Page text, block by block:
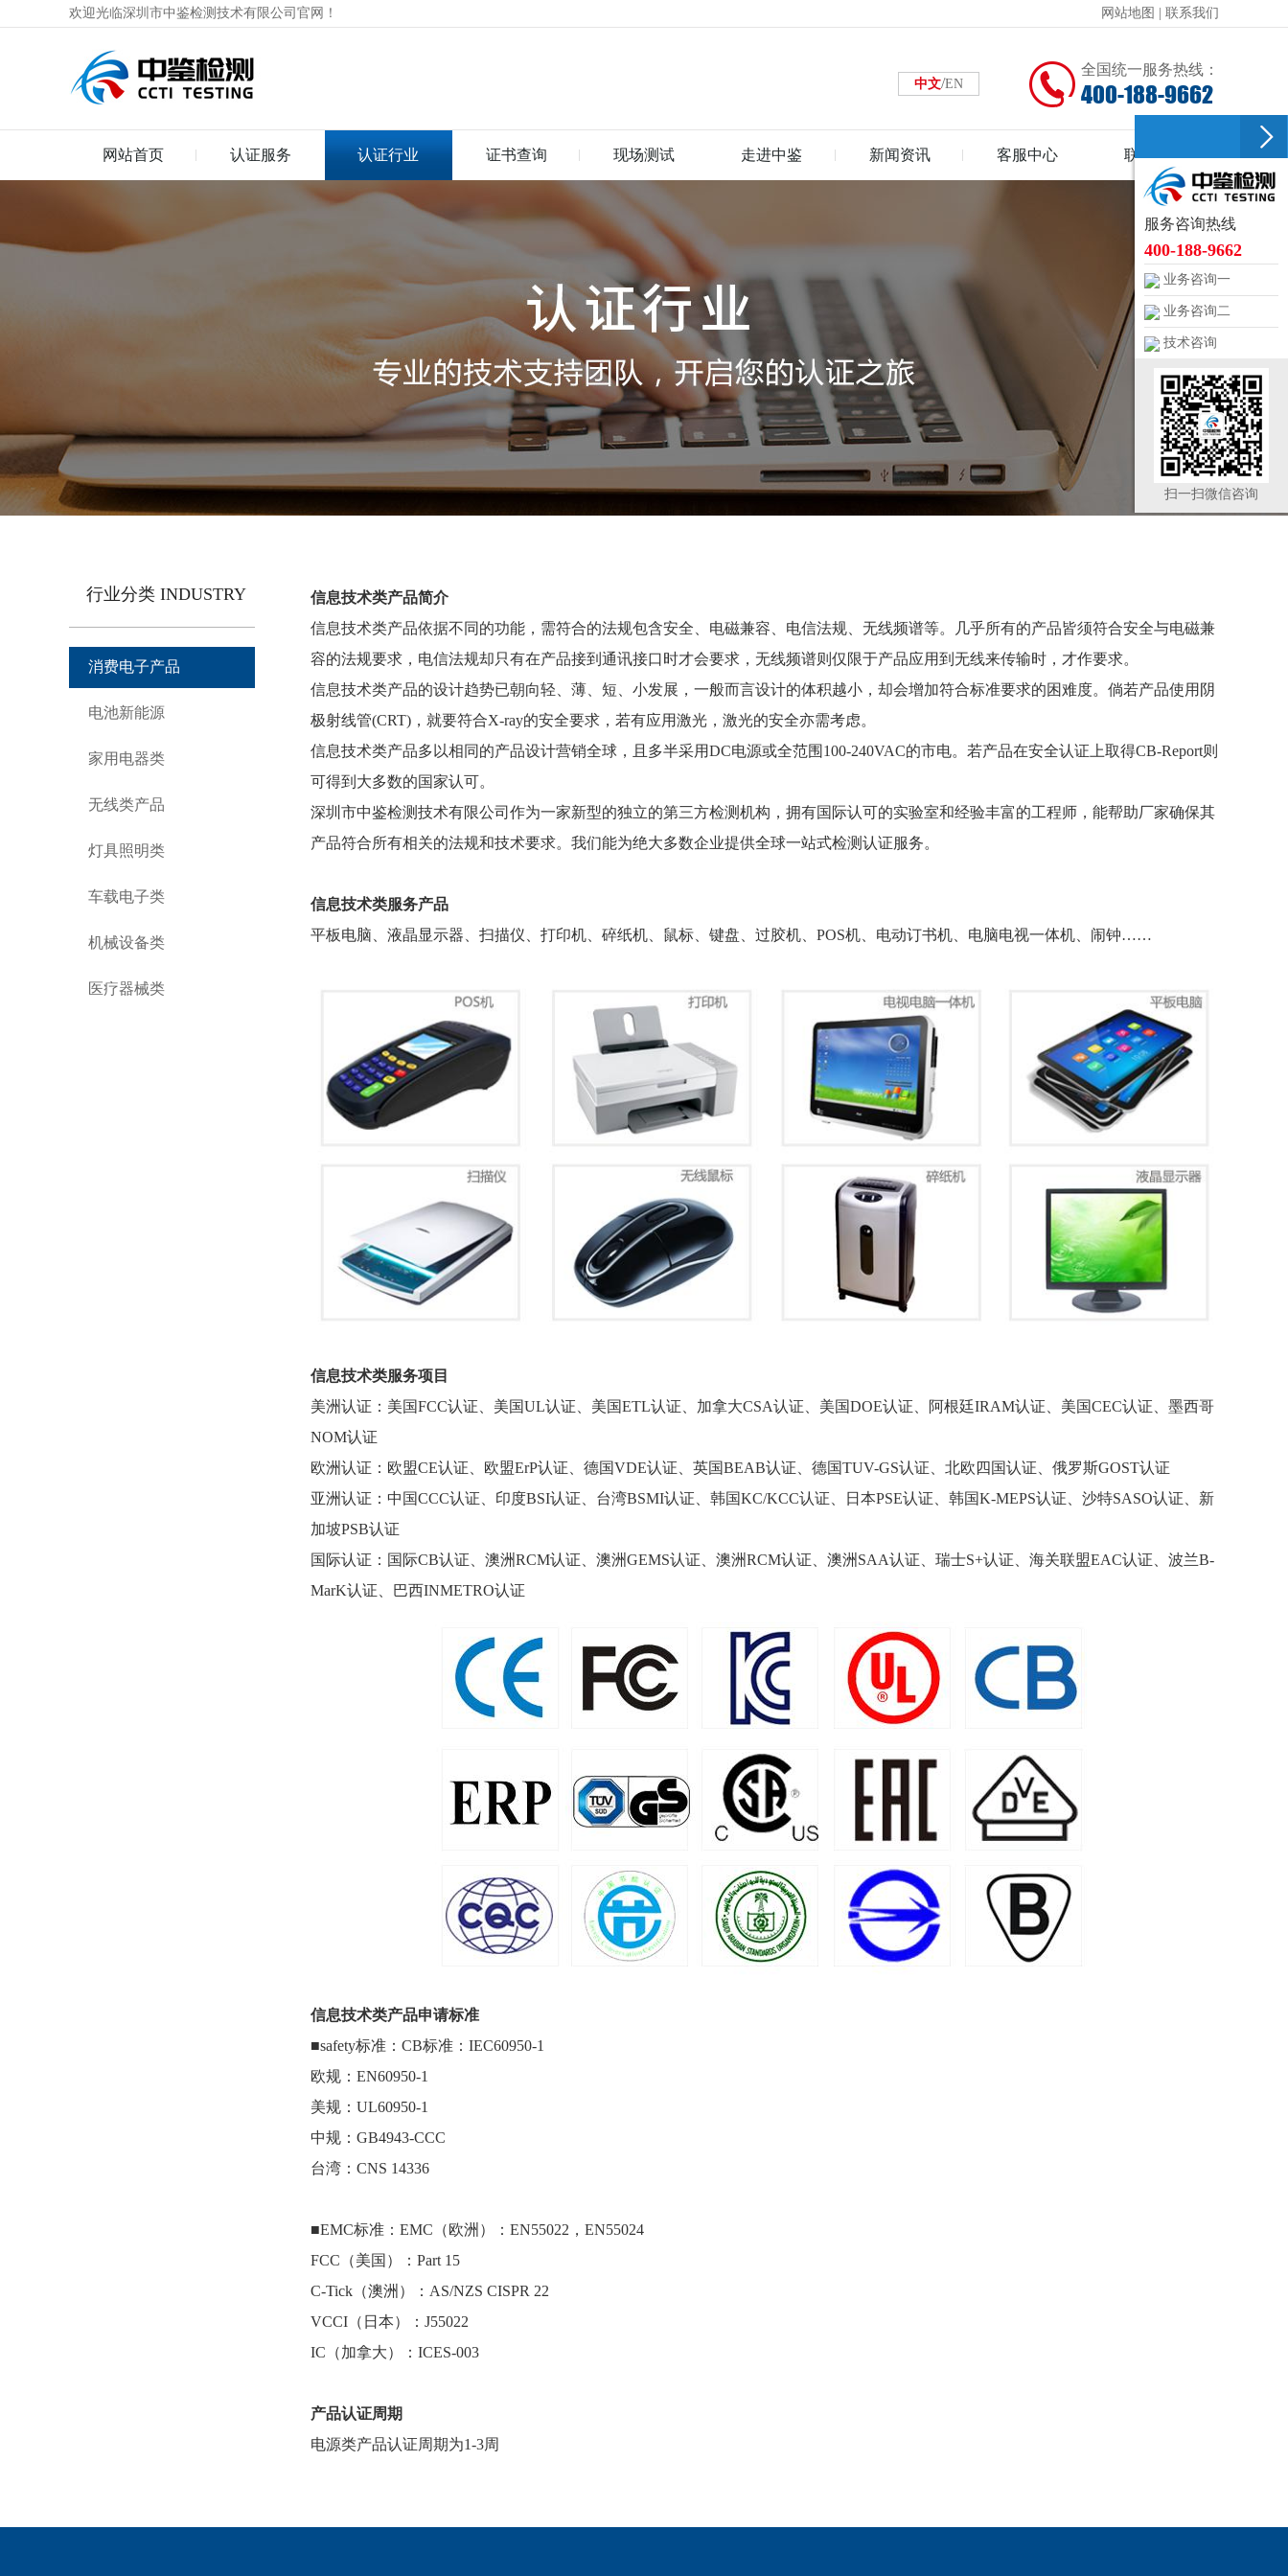
欢迎光临深圳市中鉴检测技术有限公司官网！ 网站地图 联系我们
全国统一服务热线：
400-188-9662
中文/EN
网站首页 认证服务 认证行业 证书查询 现场测试 走进中鉴 新闻资讯 客服中心 联系中鉴
行业分类 INDUSTRY
消费电子产品
电池新能源
家用电器类
无线类产品
灯具照明类
车载电子类
机械设备类
医疗器械类
信息技术类产品简介
信息技术类产品依据不同的功能，需符合的法规包含安全、电磁兼容、电信法规、无线频谱等。几乎所有的产品皆须符合安全与电磁兼
容的法规要求，电信法规却只有在产品接到通讯接口时才会要求，无线频谱则仅限于产品应用到无线来传输时，才作要求。
信息技术类产品的设计趋势已朝向轻、薄、短、小发展，一般而言设计的体积越小，却会增加符合标准要求的困难度。倘若产品使用阴
极射线管(CRT)，就要符合X-ray的安全要求，若有应用激光，激光的安全亦需考虑。
信息技术类产品多以相同的产品设计营销全球，且多半采用DC电源或全范围100-240VAC的市电。若产品在安全认证上取得CB-Report则
可得到大多数的国家认可。
深圳市中鉴检测技术有限公司 作为一家新型的独立的第三方检测机构，拥有国际认可的实验室和经验丰富的工程师，能帮助厂家确保其
产品符合所有相关的法规和技术要求。我们能为绝大多数企业提供全球一站式检测认证服务。
信息技术类服务产品
平板电脑、液晶显示器、扫描仪、打印机、碎纸机、鼠标、键盘、过胶机、 POS机、电动订书机、电脑电视一体机、闹钟……
信息技术类服务项目
美洲认证：美国FCC认证、美国UL认证、美国ETL认证、加拿大CSA认证、美国DOE认证、阿根廷IRAM认证、美国CEC认证、墨西哥
NOM认证
欧洲认证：欧盟CE认证、欧盟ErP认证、德国VDE认证、英国BEAB认证、德国TUV-GS认证、北欧四国认证、俄罗斯GOST认证
亚洲认证：中国CCC认证、印度BSI认证、台湾BSMI认证、韩国KC/KCC认证、日本PSE认证、韩国K-MEPS认证、沙特SASO认证、新
加坡PSB认证
国际认证：国际CB认证、澳洲RCM认证、澳洲GEMS认证、澳洲RCM认证、澳洲SAA认证、瑞士S+认证、海关联盟EAC认证、波兰B-
MarK认证、巴西INMETRO认证
信息技术类产品申请标准
■safety标准：CB标准：IEC60950-1
欧规： EN60950-1
美规： UL60950-1
中规： GB4943-CCC
台湾： CNS 14336
■EMC标准：EMC（欧洲）：EN55022，EN55024
FCC（美国）：Part 15
C-Tick（澳洲）：AS/NZS CISPR 22
VCCI（日本）：J55022
IC（加拿大）：ICES-003
产品认证周期
电源类产品认证周期为1-3周
服务咨询热线
400-188-9662
业务咨询一
业务咨询二
技术咨询
扫一扫微信咨询